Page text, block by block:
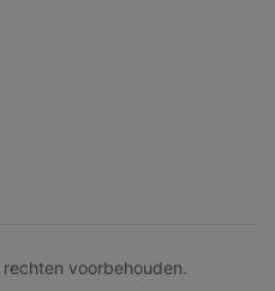
voorbehouden.